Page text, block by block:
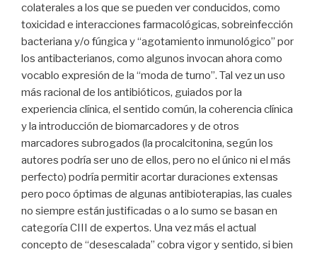
colaterales a los que se pueden ver conducidos, como
toxicidad e interacciones farmacológicas, sobreinfección
bacteriana y/o fúngica y “agotamiento inmunológico” por
los antibacterianos, como algunos invocan ahora como
vocablo expresión de la “moda de turno”. Tal vez un uso
más racional de los antibióticos, guiados por la
experiencia clínica, el sentido común, la coherencia clínica
y la introducción de biomarcadores y de otros
marcadores subrogados (la procalcitonina, según los
autores podría ser uno de ellos, pero no el único ni el más
perfecto) podría permitir acortar duraciones extensas
pero poco óptimas de algunas antibioterapias, las cuales
no siempre están justificadas o a lo sumo se basan en
categoría CIII de expertos. Una vez más el actual
concepto de “desescalada” cobra vigor y sentido, si bien